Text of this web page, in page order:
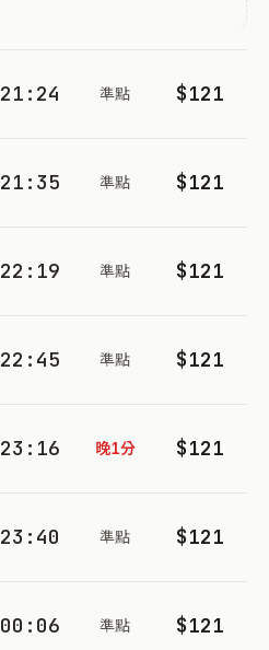
21:24 準點 $121
21:35 準點 $121
22:19 準點 $121
22:45 準點 $121
23:16 晚1分 $121
23:40 準點 $121
00:06 準點 $121